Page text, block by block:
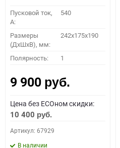
Пусковой ток,
A:
540
Размеры
(ДхШхВ), мм:
242x175x190
Полярность: 1
9 900 руб.
Цена без ECOном скидки:
10 400 руб.
Артикул: 67929
В наличии